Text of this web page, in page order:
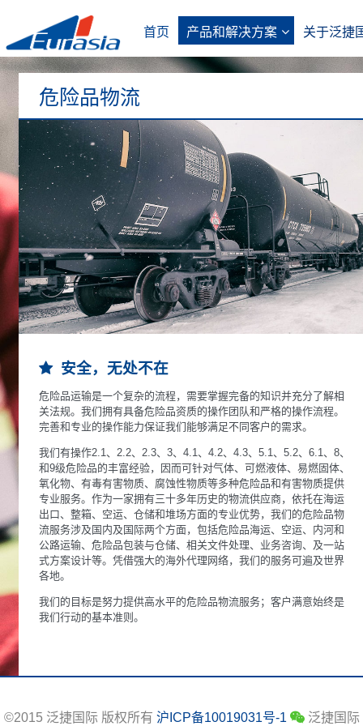
首页 产品和解决方案 关于泛捷
危险品物流
安全，无处不在
危险品运输是一个复杂的流程，需要掌握完备的知识并充分了解相
关法规。我们拥有具备危险品资质的操作团队和严格的操作流程。
完善和专业的操作能力保证我们能够满足不同客户的需求。
我们有操作2.1、2.2、2.3、3、4.1、4.2、4.3、5.1、5.2、6.1、8、
和9级危险品的丰富经验，因而可针对气体、可燃液体、易燃固体、
氧化物、有毒有害物质、腐蚀性物质等多种危险品和有害物质提供
专业服务。作为一家拥有三十多年历史的物流供应商，依托在海运
出口、整箱、空运、仓储和堆场方面的专业优势，我们的危险品物
流服务涉及国内及国际两个方面，包括危险品海运、空运、内河和
公路运输、危险品包装与仓储、相关文件处理、业务咨询、及一站
式方案设计等。凭借强大的海外代理网络，我们的服务可遍及世界
各地。
我们的目标是努力提供高水平的危险品物流服务；客户满意始终是
我们行动的基本准则。
©2015 泛捷国际 版权所有 沪ICP备10019031号-1 泛捷国际